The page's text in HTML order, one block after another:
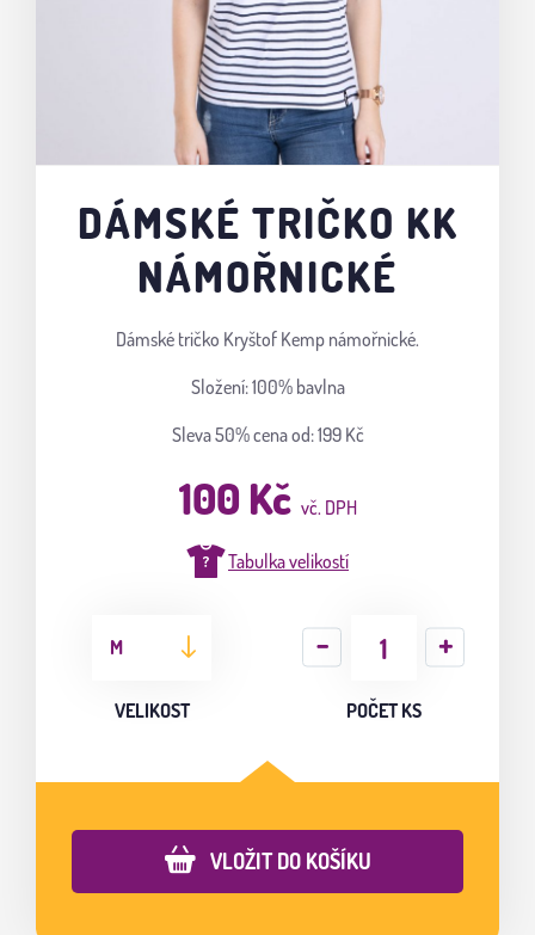
DÁMSKÉ TRIČKO KK
NÁMOŘNICKÉ
Dámské tričko Kryštof Kemp námořnické.
Složení: 100% bavlna
Sleva 50%cena od: 199 Kč
100 Kč vč. DPH
Tabulka velikostí
M
VELIKOST POČET KS
VLOŽIT DO KOŠÍKU